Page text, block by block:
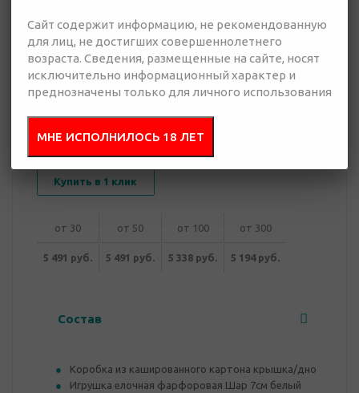
Отправить
запрос
Добавить в
презентацию
В корзину
Купить в 1 клик
от 30 от 50 от 100 от 300
5 491 руб. 5 491 руб. 5 338 руб. 5 194 руб.
Состав
Коробка из кашированного картона крышка/дно
Игрушка елочная фарфоровая Шар 7см белый
Сайт содержит информацию, не рекомендованную
для лиц, не достигших совершеннолетнего
возраста. Сведения, размещенные на сайте, носят
исключительно информационный характер и
преднозначены только для личного использования
МНЕ ИСПОЛНИЛОСЬ 18 ЛЕТ